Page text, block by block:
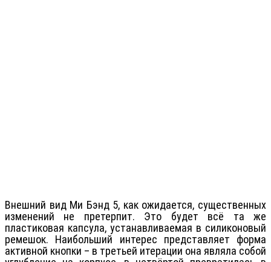
Внешний вид Ми Бэнд 5, как ожидается, существенных
изменений не претерпит. Это будет всё та же
пластиковая капсула, устанавливаемая в силиконовый
ремешок. Наибольший интерес представляет форма
активной кнопки – в третьей итерации она являла собой